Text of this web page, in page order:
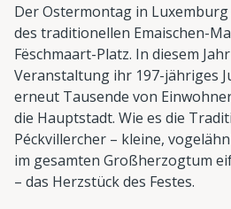
Der Ostermontag in
des traditionellen Emaischen-
Fëschmaart-Platz. In diesem
Veranstaltung ihr 197-jähriges
erneut Tausende von
die Hauptstadt. Wie es die
Péckvillercher – kleine,
im gesamten Großherzogtum
– das Herzstück des Festes.